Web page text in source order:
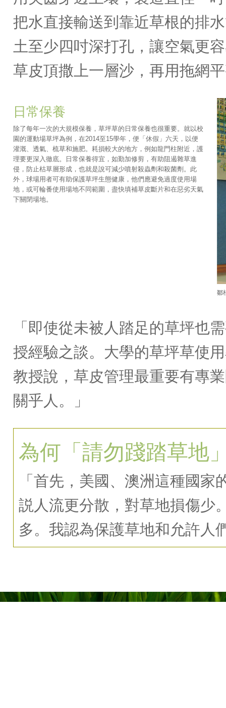
把水直接輸送到靠近草根的排
土至少四吋深打孔，讓空氣更
草皮頂撒上一層沙，再用拖網
日常保養
除了每年一次的大規模保養，草坪草的日常保養也很重要。就以校
園的運動場草坪為例，在2014至15學年，便「休假」六天，以便
灌溉、透氣、梳草和施肥。耗損較大的地方，例如龍門柱附近，護
理要更深入徹底。日常保養得宜，如勤加修剪，有助阻遏雜草進
侵，防止枯草層形成，也就是說可減少噴射殺蟲劑和殺菌劑。此
外，球場用者可有助保護草坪生態健康，他們應避免過度使用場
地，或可輪番使用場地不同範圍，盡快填補草皮斷片和在惡劣天氣
下關閉場地。
鄒
「即使從未被人踏足的草坪也
授經驗之談。大學的草坪草使
教授說，草皮管理最重要有專
關乎人。」
為何「請勿踐踏草地
「首先，美國、澳洲這種國
説人流更分散，對草地損傷少
多。我認為保護草地和允許人